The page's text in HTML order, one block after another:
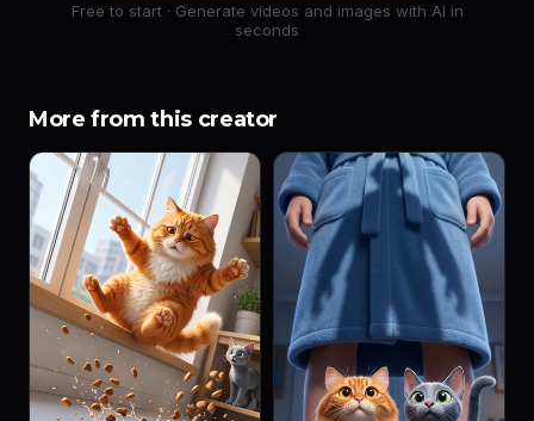
Free to start · Generate videos and images with AI in
seconds
More from this creator